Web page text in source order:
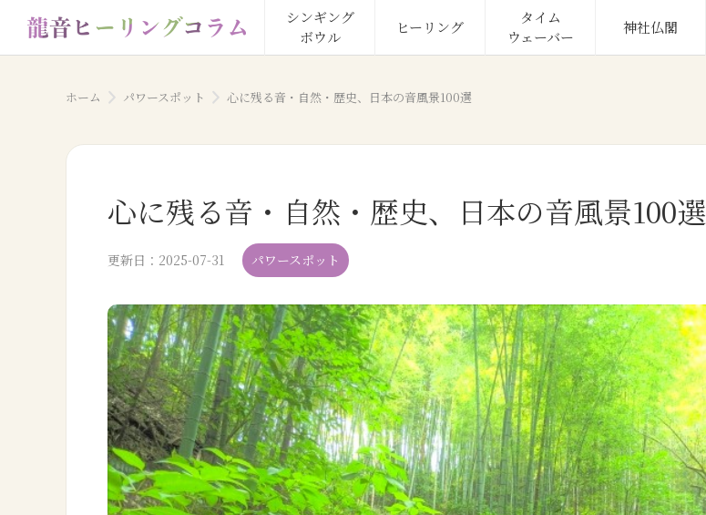
シンギング
ボウル
ヒーリング
タイム
ウェーバー
神社仏閣
ホーム パワースポット 心に残る音・自然・歴史、日本の音風景100選
心に残る音・自然・歴史、日本の音風景100選
更新日： 2025-07-31 パワースポット